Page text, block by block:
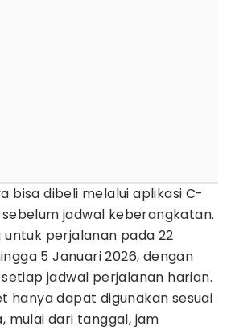
bisa dibeli melalui aplikasi C-
jadwal keberangkatan.
perjalanan pada 22
5 Januari 2026, dengan
jadwal perjalanan harian.
hanya dapat digunakan sesuai
mulai dari tanggal, jam